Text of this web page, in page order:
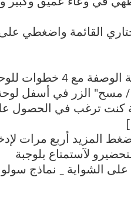
القائمة واضغطي
للوحة التحكم
كنت ترغب في
الشواية _ نماذج